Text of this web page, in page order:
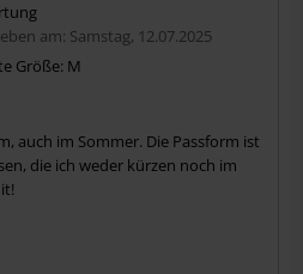
am: Samstag, 12.07.2025
Größe: M
auch im Sommer. Die Passform ist
die ich weder kürzen noch im